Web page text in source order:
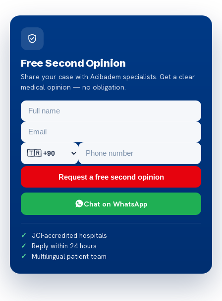
Free Second Opinion
Share your case with Acibadem specialists. Get a clear
medical opinion — no obligation.
Request a free second opinion
Chat on WhatsApp
JCI-accredited hospitals
Reply within 24 hours
Multilingual patient team